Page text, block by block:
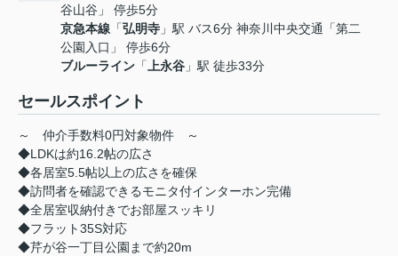
谷山谷」 停歩5分
京急本線 「弘明寺 」駅 バス6分 神奈川中央交通「第二
公園入口」 停歩6分
ブルーライン 「上永谷 」駅 徒歩33分
セールスポイント
～ 仲介手数料0円対象物件 ～
◆LDKは約16.2帖の広さ
◆各居室5.5帖以上の広さを確保
◆訪問者を確認できるモニタ付インターホン完備
◆全居室収納付きでお部屋スッキリ
◆フラット35S対応
◆芹が谷一丁目公園まで約20m